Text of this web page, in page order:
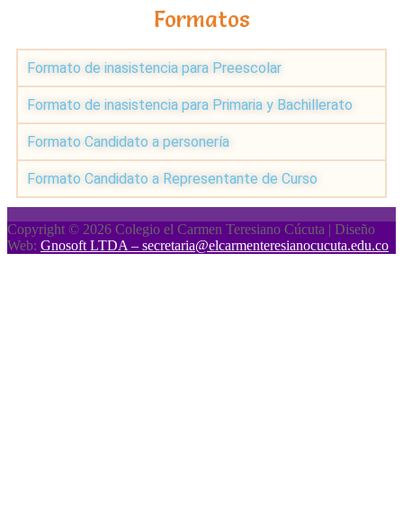
Formatos
Formato de inasistencia para Preescolar
Formato de inasistencia para Primaria y Bachillerato
Formato Candidato a personería
Formato Candidato a Representante de Curso
Copyright © 2026 Colegio el Carmen Teresiano Cúcuta | Diseño
Web: Gnosoft LTDA – secretaria@elcarmenteresianocucuta.edu.co